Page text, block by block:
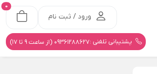
ورود / ثبت نام
0
پشتیبانی تلفنی :09361288627 (از ساعت 9 تا 17)